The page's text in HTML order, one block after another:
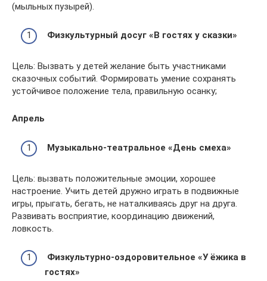
(мыльных пузырей).
Физкультурный досуг «В гостях у сказки»
Цель: Вызвать у детей желание быть участниками
сказочных событий. Формировать умение сохранять
устойчивое положение тела, правильную осанку;
Апрель
Музыкально-театральное «День смеха»
Цель: вызвать положительные эмоции, хорошее
настроение. Учить детей дружно играть в подвижные
игры, прыгать, бегать, не наталкиваясь друг на друга.
Развивать восприятие, координацию движений,
ловкость.
Физкультурно-оздоровительное «У ёжика в
гостях»